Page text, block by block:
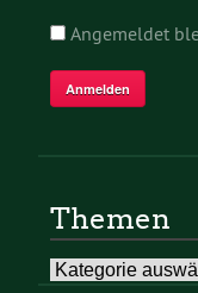
Angemeldet
Themen
Themen